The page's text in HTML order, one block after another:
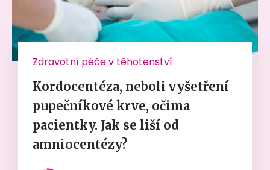
Zdravotní péče v těhotenství
Kordocentéza, neboli vyšetření
pupečníkové krve, očima
pacientky. Jak se liší od
amniocentézy?